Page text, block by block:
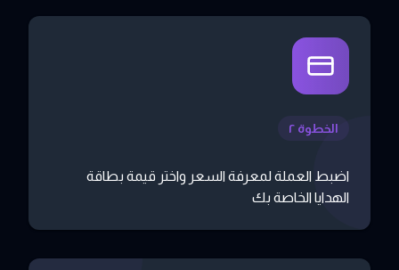
الخطوة ٢
اضبط العملة لمعرفة السعر واختر قيمة بطاقة
الهدايا الخاصة بك